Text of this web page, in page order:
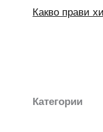
Какво прави
Категории